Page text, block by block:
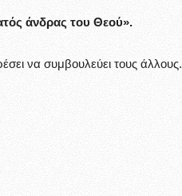
άνδρας του Θεού».
να συμβουλεύει τους άλλους.